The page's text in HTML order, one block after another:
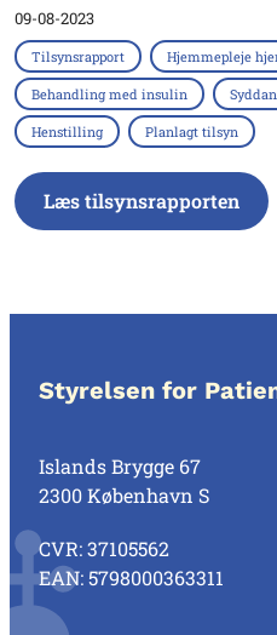
09-08-2023
Tilsynsrapport Hjemmepleje
Behandling med insulin
Henstilling Planlagt tilsyn
Læs tilsynsrapporten
Styrelsen for
Islands Brygge 67
2300 København S
CVR: 37105562
EAN: 5798000363311